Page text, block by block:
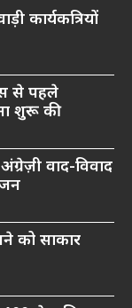
कार्यकत्रियों
से पहले
शुरू की
वाद-विवाद
को साकार